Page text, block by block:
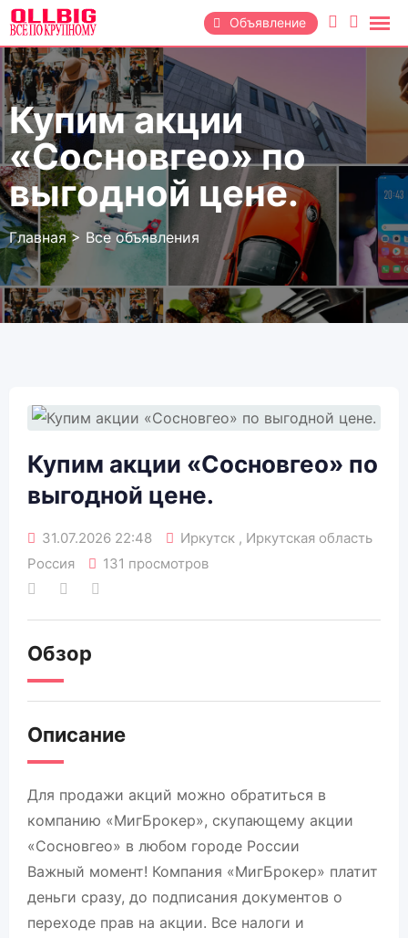
Перейти
содержанию
Объявление
Купим акции
«Сосновгео» по
выгодной цене.
Главная> Все объявления
Купим акции «Сосновгео» по
выгодной цене.
31.07.2026 22:48
Иркутск , Иркутская область
Россия
131 просмотров
Обзор
Описание
Для продажи акций можно обратиться в
компанию «МигБрокер», скупающему акции
«Сосновгео» в любом городе России
Важный момент! Компания «МигБрокер» платит
деньги сразу, до подписания документов о
переходе прав на акции. Все налоги и